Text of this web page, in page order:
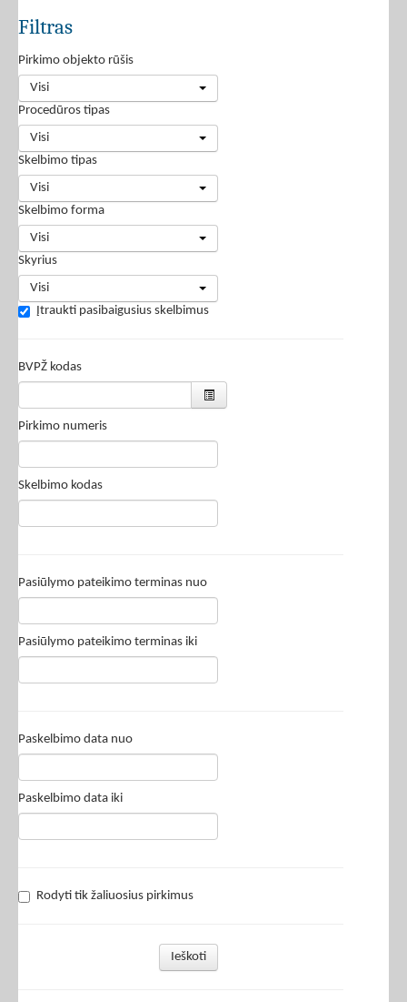
Filtras
Pirkimo objekto rūšis
Visi
Procedūros tipas
Visi
Skelbimo tipas
Visi
Skelbimo forma
Visi
Skyrius
Visi
Įtraukti pasibaigusius skelbimus
BVPŽ kodas
Pirkimo numeris
Skelbimo kodas
Pasiūlymo pateikimo terminas nuo
Pasiūlymo pateikimo terminas iki
Paskelbimo data nuo
Paskelbimo data iki
Rodyti tik žaliuosius pirkimus
Ieškoti